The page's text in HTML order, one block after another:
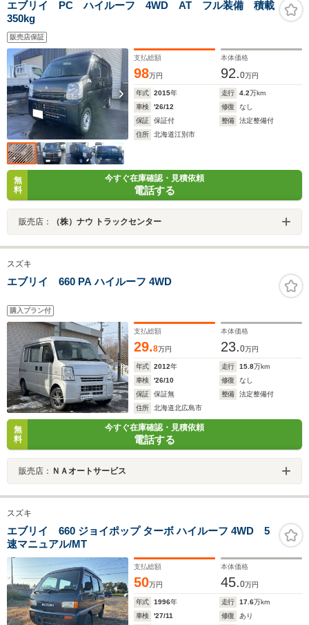
エブリイ PC ハイルーフ 4WD AT フル装備 積載
350kg
販売店保証
支払総額
98万円
本体価格
92.0万円
年式 2015年 走行 4.2万km
車検
'26/12 修復
なし
保証
保証付 整備
法定整備付
住所
北海道江別市
無
料
今すぐ在庫確認・見積依頼
電話する
販売店： （株）ナウ トラックセンター
スズキ
エブリイ 660 PA ハイルーフ 4WD
購入プラン付
支払総額
29.8万円
本体価格
23.0万円
年式 2012年 走行 15.8万km
車検
'26/10 修復
なし
保証
保証無 整備
法定整備付
住所
北海道北広島市
無
料
今すぐ在庫確認・見積依頼
電話する
販売店： ＮＡオートサービス
スズキ
エブリイ 660 ジョイポップ ターボ ハイルーフ 4WD 5
速マニュアル/MT
支払総額
50万円
本体価格
45.0万円
年式 1996年 走行 17.6万km
車検
'27/11 修復
あり